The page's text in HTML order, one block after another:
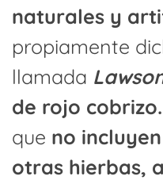
naturales y
propiamente
llamada
de rojo cobrizo.
que no
otras hierbas,